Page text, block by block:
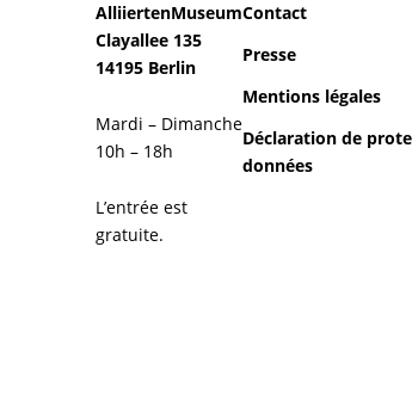
AlliiertenMuseum
Clayallee 135
14195 Berlin
Mardi – Dimanche
10h – 18h
L’entrée est
gratuite.
Contact
Presse
Mentions légales
Déclaration de
données